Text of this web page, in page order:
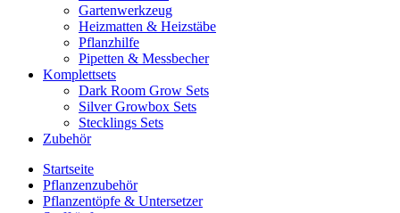
Gartenwerkzeug
Heizmatten & Heizstäbe
Pflanzhilfe
Pipetten & Messbecher
Komplettsets
Dark Room Grow Sets
Silver Growbox Sets
Stecklings Sets
Zubehör
Startseite
Pflanzenzubehör
Pflanzentöpfe & Untersetzer